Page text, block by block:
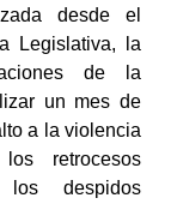
desde el
Legislativa, la
de la
un mes de
a la violencia
retrocesos
despidos